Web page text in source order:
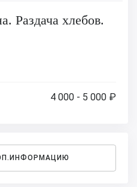
Раздача хлебов.
4 000 - 5 000 ₽